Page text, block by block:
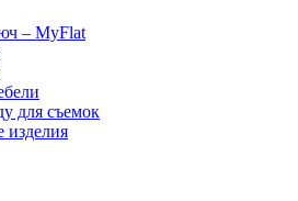
– MyFlat
для съемок
изделия